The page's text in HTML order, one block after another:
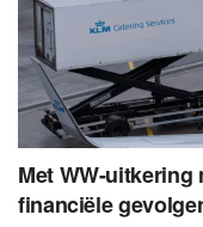
Met WW-uitkering
financiële